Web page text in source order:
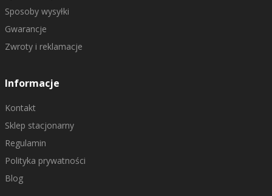
Sposoby wysyłki
Gwarancje
Zwroty i reklamacje
Informacje
Kontakt
Sklep stacjonarny
Regulamin
Polityka prywatności
Blog